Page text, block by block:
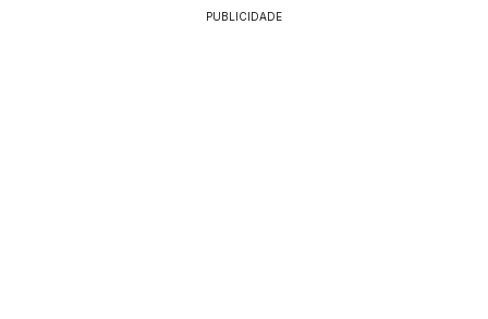
PUBLICIDADE